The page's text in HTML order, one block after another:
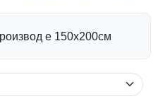
е 150х200см